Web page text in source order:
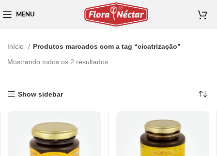
MENU
Início
Produtos marcados com a tag “cicatrização”
Mostrando todos os 2 resultados
Show sidebar